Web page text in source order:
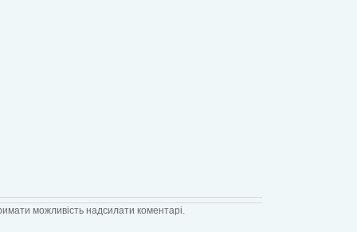
можливість надсилати коментарі.